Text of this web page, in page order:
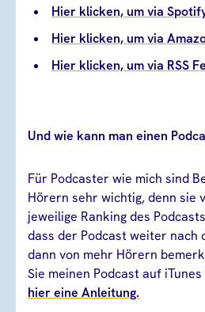
Hier klicken, um via
Hier klicken, um via
Hier klicken, um via RSS
Und wie kann man einen
Für Podcaster wie mich sind
Hörern sehr wichtig, denn sie
jeweilige Ranking des
dass der Podcast weiter nach
dann von mehr Hörern
Sie meinen Podcast auf
hier eine Anleitung.